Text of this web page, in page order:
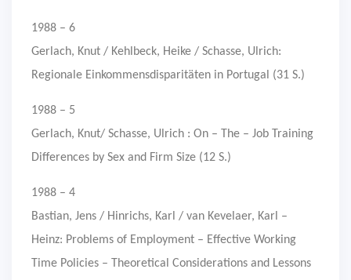
1988 – 6
Gerlach, Knut / Kehlbeck, Heike / Schasse, Ulrich:
Regionale Einkommensdisparitäten in Portugal (31 S.)
1988 – 5
Gerlach, Knut/ Schasse, Ulrich : On – The – Job Training
Differences by Sex and Firm Size (12 S.)
1988 – 4
Bastian, Jens / Hinrichs, Karl / van Kevelaer, Karl –
Heinz: Problems of Employment – Effective Working
Time Policies – Theoretical Considerations and Lessons